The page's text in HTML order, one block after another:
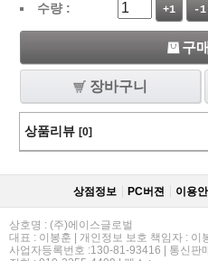
수량 :
+1 -1
구
장바구니
상품리뷰 [0]
상점정보 PC버젼 이용
상호명 : (주)에이스글로벌
대표 : 이봉훈 | 개인정보 보호 책임자 : 이
사업자등록번호 :130-81-93416 | 통신판